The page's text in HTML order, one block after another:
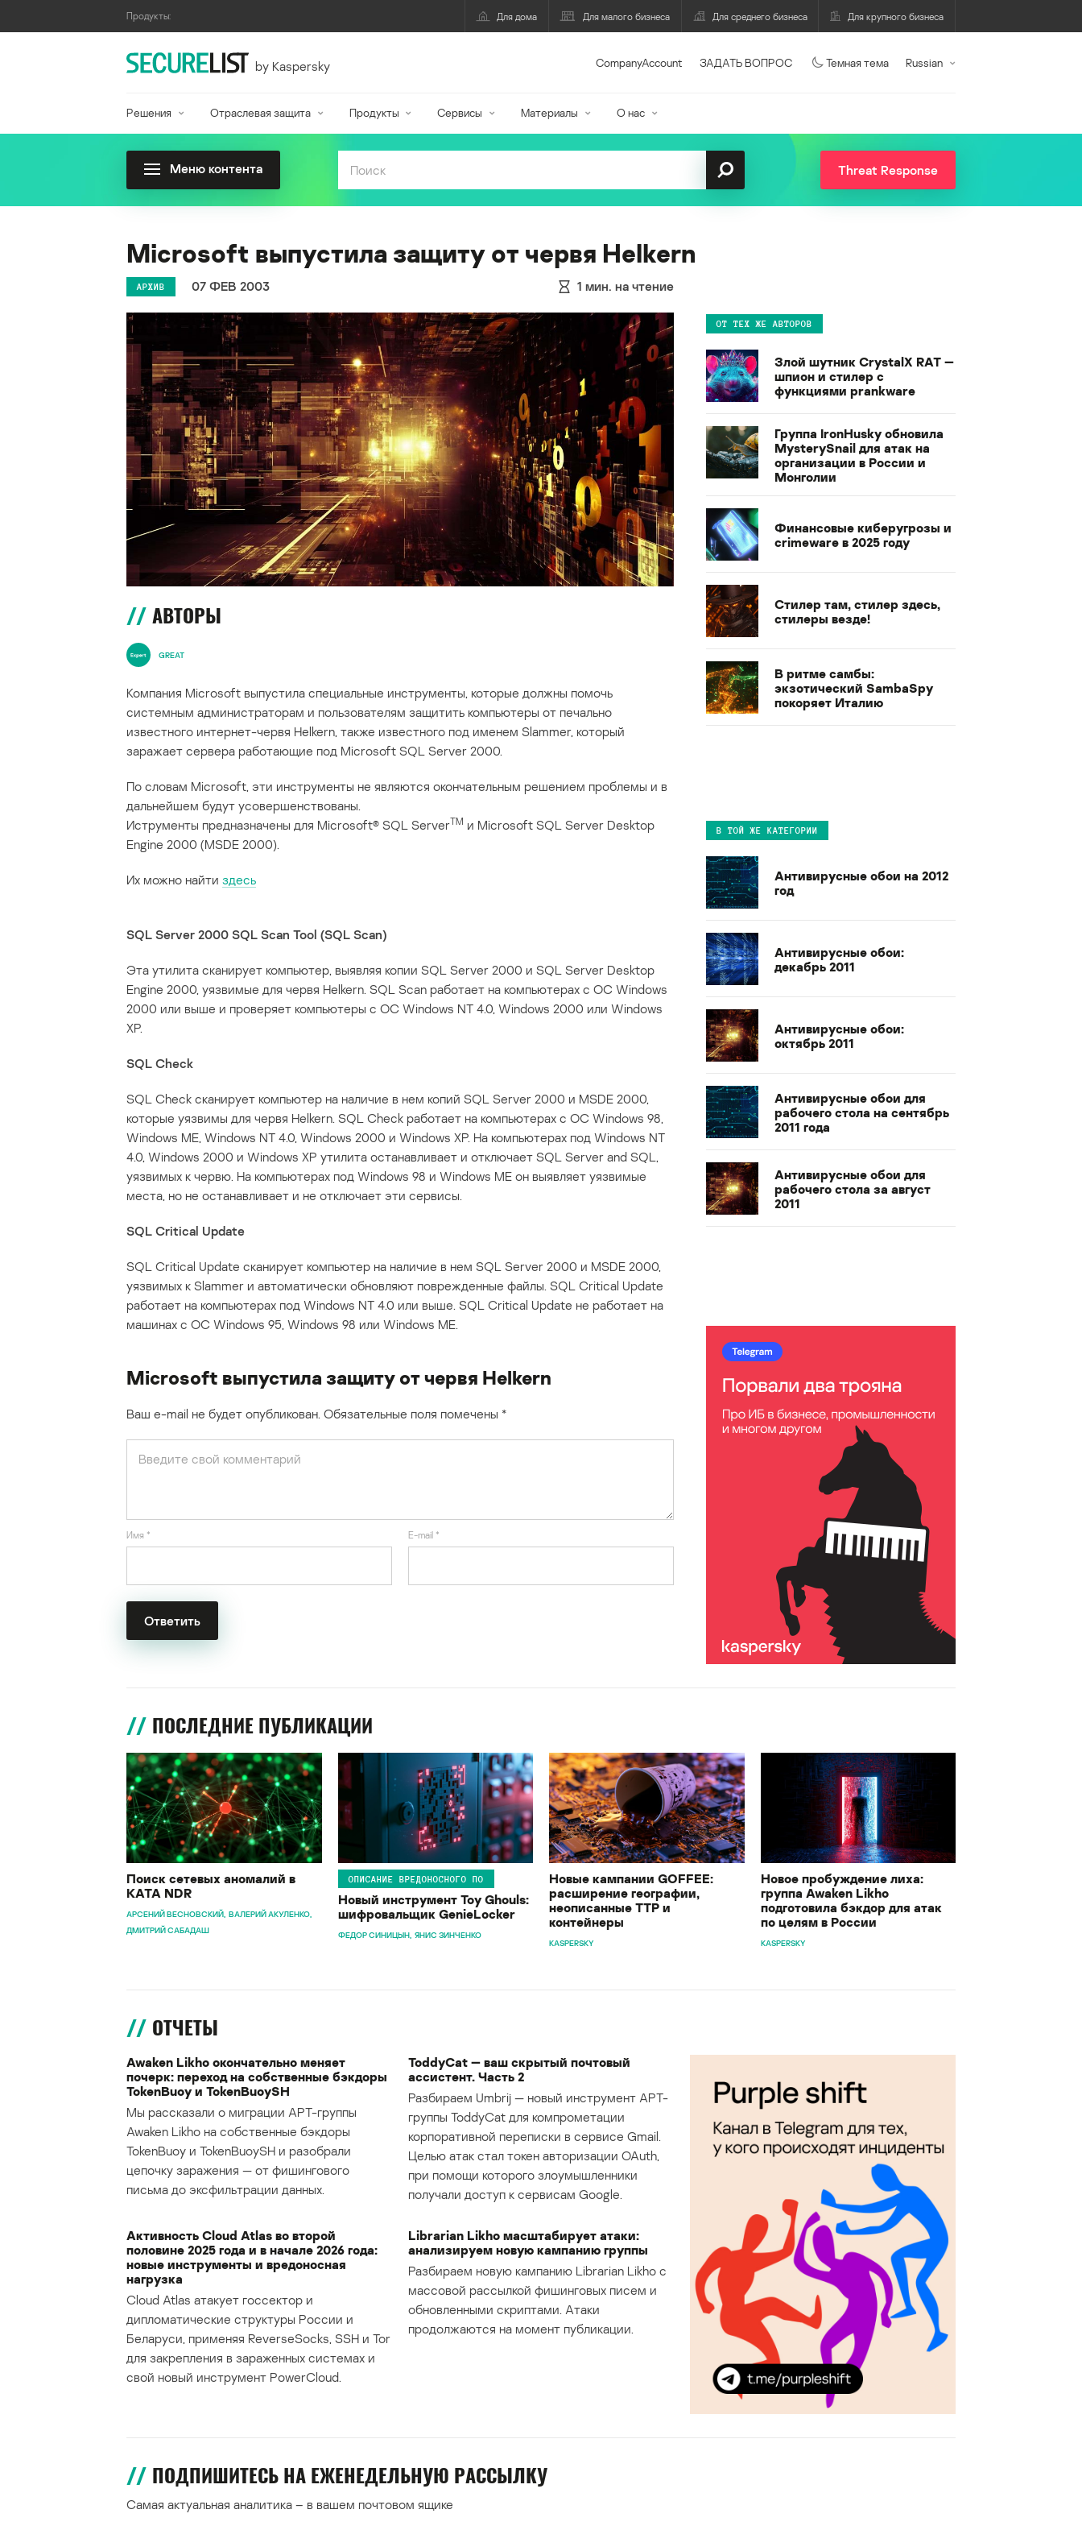
Продукты: Для дома Для малого бизнеса Для среднего бизнеса Для крупного бизнеса
by Kaspersky CompanyAccount ЗАДАТЬ ВОПРОС Темная тема Russian
Решения Отраслевая защита Продукты Сервисы Материалы О нас
Меню контента Threat Response
Microsoft выпустила защиту от червя Helkern
АРХИВ 07 ФЕВ 2003 1 мин. на чтение
АВТОРЫ
GREAT
Компания Microsoft выпустила специальные инструменты, которые должны помочь
системным администраторам и пользователям защитить компьютеры от печально
известного интернет-червя Helkern, также известного под именем Slammer, который
заражает сервера работающие под Microsoft SQL Server 2000.
По словам Microsoft, эти инструменты не являются окончательным решением проблемы и в
дальнейшем будут усовершенствованы.
Иструменты предназначены для Microsoft® SQL ServerTM и Microsoft SQL Server Desktop
Engine 2000 (MSDE 2000).
Их можно найти здесь
SQL Server 2000 SQL Scan Tool (SQL Scan)
Эта утилита сканирует компьютер, выявляя копии SQL Server 2000 и SQL Server Desktop
Engine 2000, уязвимые для червя Helkern. SQL Scan работает на компьютерах с ОС Windows
2000 или выше и проверяет компьютеры с ОС Windows NT 4.0, Windows 2000 или Windows
XP.
SQL Check
SQL Check сканирует компьютер на наличие в нем копий SQL Server 2000 и MSDE 2000,
которые уязвимы для червя Helkern. SQL Check работает на компьютерах с ОС Windows 98,
Windows ME, Windows NT 4.0, Windows 2000 и Windows XP. На компьютерах под Windows NT
4.0, Windows 2000 и Windows XP утилита останавливает и отключает SQL Server and SQL,
уязвимых к червю. На компьютерах под Windows 98 и Windows ME он выявляет уязвимые
места, но не останавливает и не отключает эти сервисы.
SQL Critical Update
SQL Critical Update сканирует компьютер на наличие в нем SQL Server 2000 и MSDE 2000,
уязвимых к Slammer и автоматически обновляют поврежденные файлы. SQL Critical Update
работает на компьютерах под Windows NT 4.0 или выше. SQL Critical Update не работает на
машинах с ОС Windows 95, Windows 98 или Windows ME.
Microsoft выпустила защиту от червя Helkern
Ваш e-mail не будет опубликован. Обязательные поля помечены *
Имя * E-mail *
ОТ ТЕХ ЖЕ АВТОРОВ
Злой шутник CrystalX RAT —
шпион и стилер с
функциями prankware
Группа IronHusky обновила
MysterySnail для атак на
организации в России и
Монголии
Финансовые киберугрозы и
crimeware в 2025 году
Стилер там, стилер здесь,
стилеры везде!
В ритме самбы:
экзотический SambaSpy
покоряет Италию
В ТОЙ ЖЕ КАТЕГОРИИ
Антивирусные обои на 2012
год
Антивирусные обои:
декабрь 2011
Антивирусные обои:
октябрь 2011
Антивирусные обои для
рабочего стола на сентябрь
2011 года
Антивирусные обои для
рабочего стола за август
2011
ПОСЛЕДНИЕ ПУБЛИКАЦИИ
Поиск сетевых аномалий в
KATA NDR
АРСЕНИЙ ВЕСНОВСКИЙ ВАЛЕРИЙ АКУЛЕНКО
ДМИТРИЙ САБАДАШ
ОПИСАНИЕ ВРЕДОНОСНОГО ПО
Новый инструмент Toy Ghouls:
шифровальщик GenieLocker
ФЕДОР СИНИЦЫН ЯНИС ЗИНЧЕНКО
Новые кампании GOFFEE:
расширение географии,
неописанные TTP и
контейнеры
KASPERSKY
Новое пробуждение лиха:
группа Awaken Likho
подготовила бэкдор для атак
по целям в России
KASPERSKY
ОТЧЕТЫ
Awaken Likho окончательно меняет
почерк: переход на собственные бэкдоры
TokenBuoy и TokenBuoySH
Мы рассказали о миграции APT-группы
Awaken Likho на собственные бэкдоры
TokenBuoy и TokenBuoySH и разобрали
цепочку заражения — от фишингового
письма до эксфильтрации данных.
ToddyCat — ваш скрытый почтовый
ассистент. Часть 2
Разбираем Umbrij — новый инструмент APT-
группы ToddyCat для компрометации
корпоративной переписки в сервисе Gmail.
Целью атак стал токен авторизации OAuth,
при помощи которого злоумышленники
получали доступ к сервисам Google.
Активность Cloud Atlas во второй
половине 2025 года и в начале 2026 года:
новые инструменты и вредоносная
нагрузка
Cloud Atlas атакует госсектор и
дипломатические структуры России и
Беларуси, применяя ReverseSocks, SSH и Tor
для закрепления в зараженных системах и
свой новый инструмент PowerCloud.
Librarian Likho масштабирует атаки:
анализируем новую кампанию группы
Разбираем новую кампанию Librarian Likho с
массовой рассылкой фишинговых писем и
обновленными скриптами. Атаки
продолжаются на момент публикации.
ПОДПИШИТЕСЬ НА ЕЖЕНЕДЕЛЬНУЮ РАССЫЛКУ
Самая актуальная аналитика – в вашем почтовом ящике